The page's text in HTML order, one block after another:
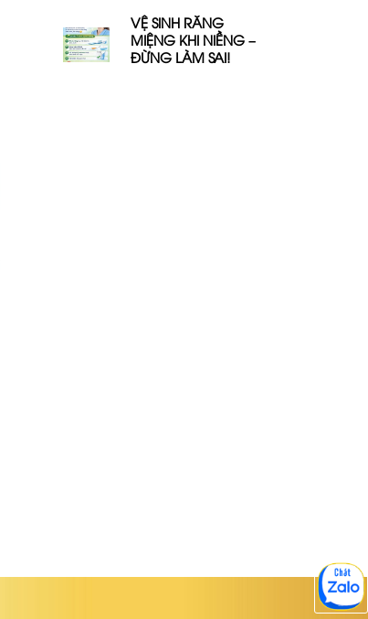
VỆ SINH RĂNG
MIỆNG KHI NIỀNG –
ĐỪNG LÀM SAI!
...